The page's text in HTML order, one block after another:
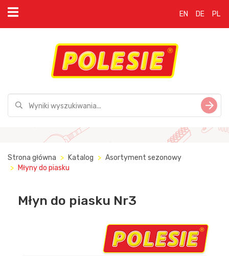
EN DE PL
Strona główna Katalog
Asortyment sezonowy
Młyny do piasku
Młyn do piasku Nr3